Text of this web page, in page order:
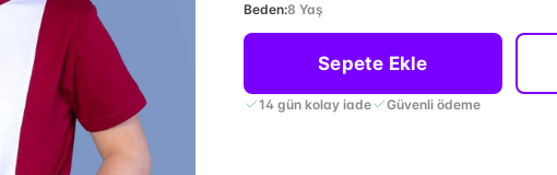
Beden:8 Yaş
Sepete Ekle
14 gün kolay iade Güvenli ödeme